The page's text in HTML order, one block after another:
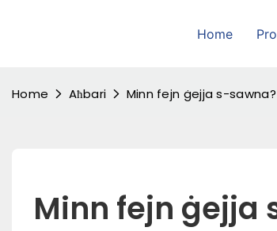
Home
Home Aħbari Minn fejn ġejja s-sawna?
Minn fejn ġejja